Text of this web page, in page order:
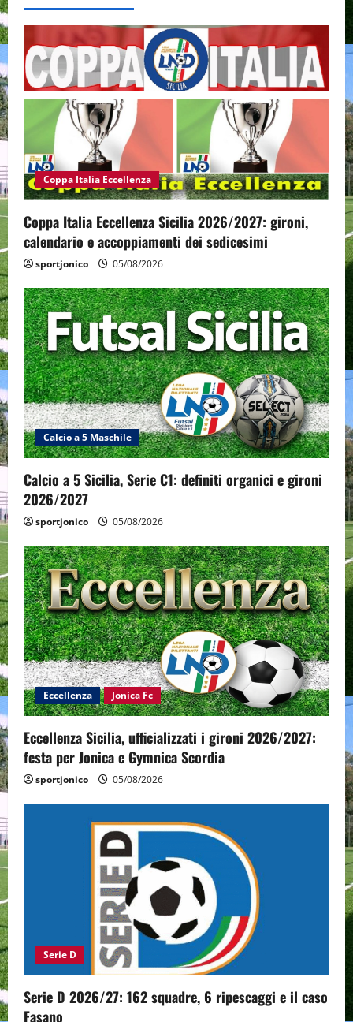
Coppa Italia Eccellenza
Coppa Italia Eccellenza Sicilia 2026/2027: gironi,
calendario e accoppiamenti dei sedicesimi
sportjonico 05/08/2026
Calcio a 5 Maschile
Calcio a 5 Sicilia, Serie C1: definiti organici e gironi
2026/2027
sportjonico 05/08/2026
Eccellenza Jonica Fc
Eccellenza Sicilia, ufficializzati i gironi 2026/2027:
festa per Jonica e Gymnica Scordia
sportjonico 05/08/2026
Serie D
Serie D 2026/27: 162 squadre, 6 ripescaggi e il caso
Fasano